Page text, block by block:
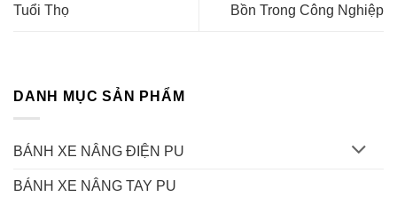
Tuổi Thọ
Bồn Trong Công Nghiệp
DANH MỤC SẢN PHẨM
BÁNH XE NÂNG ĐIỆN PU
BÁNH XE NÂNG TAY PU